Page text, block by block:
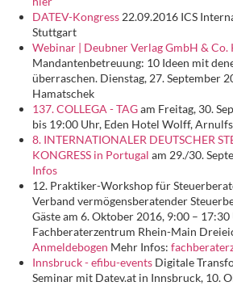
DATEV-Kongress 22.09.2016 ICS
Stuttgart
Webinar | Deubner Verlag GmbH & Co.
Mandantenbetreuung: 10 Ideen mit
überraschen. Dienstag, 27. September
Hamatschek
137. COLLEGA - TAGam Freitag, 30.
bis 19:00 Uhr, Eden Hotel Wolff,
8. INTERNATIONALER DEUTSCHER
KONGRESS in Portugal am 29./30.
Infos
12. Praktiker-Workshop für
Verband vermögensberatender
Gäste am 6. Oktober 2016, 9:00 –
Fachberaterzentrum Rhein-Main
Anmeldebogen Mehr Infos:
Innsbruck - efibu-events Digitale
Seminar mit Datev.at in Innsbruck, 10.